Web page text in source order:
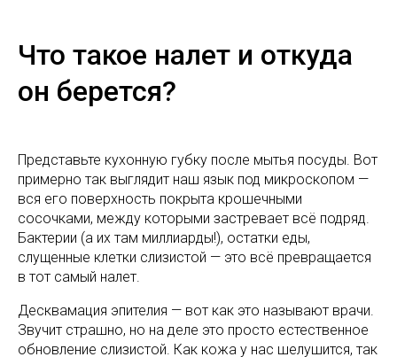
Что такое налет и откуда
он берется?
Представьте кухонную губку после мытья посуды. Вот
примерно так выглядит наш язык под микроскопом —
вся его поверхность покрыта крошечными
сосочками, между которыми застревает всё подряд.
Бактерии (а их там миллиарды!), остатки еды,
слущенные клетки слизистой — это всё превращается
в тот самый налет.
Десквамация эпителия — вот как это называют врачи.
Звучит страшно, но на деле это просто естественное
обновление слизистой. Как кожа у нас шелушится, так